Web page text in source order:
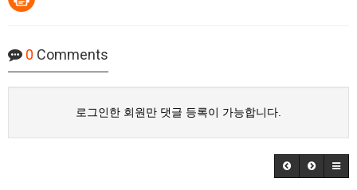
0 Comments
로그인한 회원만 댓글 등록이 가능합니다.